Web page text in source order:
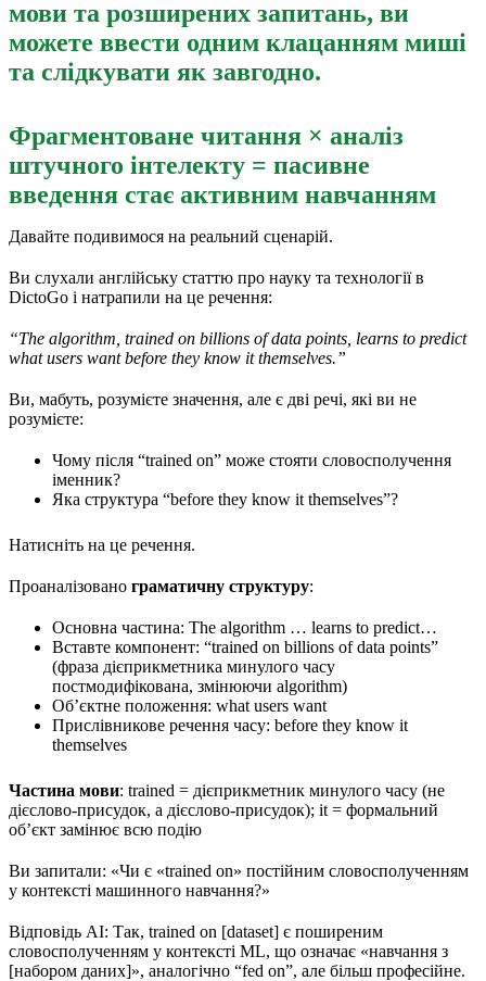
мови та розширених запитань, ви
можете ввести одним клацанням миші
та слідкувати як завгодно.
Фрагментоване читання × аналіз
штучного інтелекту = пасивне
введення стає активним навчанням
Давайте подивимося на реальний сценарій.
Ви слухали англійську статтю про науку та технології в
DictoGo і натрапили на це речення:
“The algorithm, trained on billions of data points, learns to predict
what users want before they know it themselves.”
Ви, мабуть, розумієте значення, але є дві речі, які ви не
розумієте:
Чому після “trained on” може стояти словосполучення
іменник?
Яка структура “before they know it themselves”?
Натисніть на це речення.
Проаналізовано граматичну структуру:
Основна частина: The algorithm … learns to predict…
Вставте компонент: “trained on billions of data points”
(фраза дієприкметника минулого часу
постмодифікована, змінюючи algorithm)
Об’єктне положення: what users want
Прислівникове речення часу: before they know it
themselves
Частина мови: trained = дієприкметник минулого часу (не
дієслово-присудок, а дієслово-присудок); it = формальний
об’єкт замінює всю подію
Ви запитали: «Чи є «trained on» постійним словосполученням
у контексті машинного навчання?»
Відповідь AI: Так, trained on [dataset] є поширеним
словосполученням у контексті ML, що означає «навчання з
[набором даних]», аналогічно “fed on”, але більш професійне.